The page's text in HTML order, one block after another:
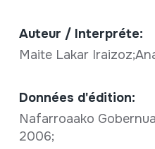
Auteur / Interpréte:
Maite Lakar
Données d'édition:
Nafarroaako
2006;